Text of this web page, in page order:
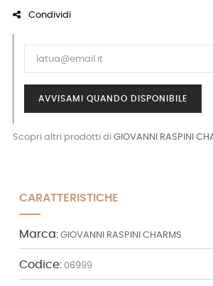
Condividi
AVVISAMI QUANDO DISPONIBILE
Scopri altri prodotti di GIOVANNI RASPINI
CARATTERISTICHE
Marca: GIOVANNI RASPINI CHARMS
Codice: 06999